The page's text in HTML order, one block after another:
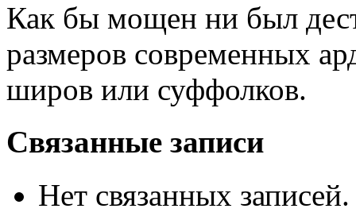
Как бы мощен ни был
размеров современных
широв или суффолков.
Связанные записи
Нет связанных записей.